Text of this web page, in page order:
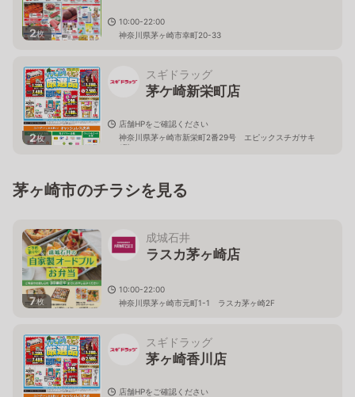
2枚
10:00-22:00
神奈川県茅ヶ崎市幸町20-33
2枚
スギドラッグ
茅ケ崎新栄町店
店舗HPをご確認ください
神奈川県茅ヶ崎市新栄町2番29号 エピックスチガサキ
1階
茅ヶ崎市のチラシを見る
7枚
成城石井
ラスカ茅ヶ崎店
10:00-22:00
神奈川県茅ヶ崎市元町1-1 ラスカ茅ヶ崎2F
スギドラッグ
茅ヶ崎香川店
店舗HPをご確認ください